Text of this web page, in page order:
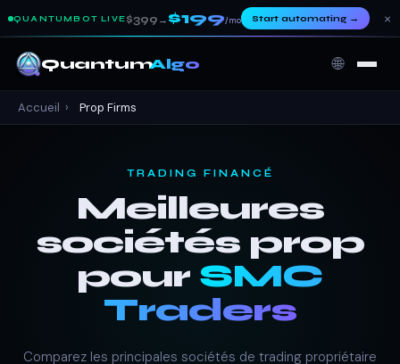
QUANTUMBOT LIVE $399 → $199/mo Start automating→ ×
QuantumAlgo 🌐
Accueil › Prop Firms
TRADING FINANCÉ
Meilleures
sociétés prop
pour SMC
Traders
Comparez les principales sociétés de trading propriétaire